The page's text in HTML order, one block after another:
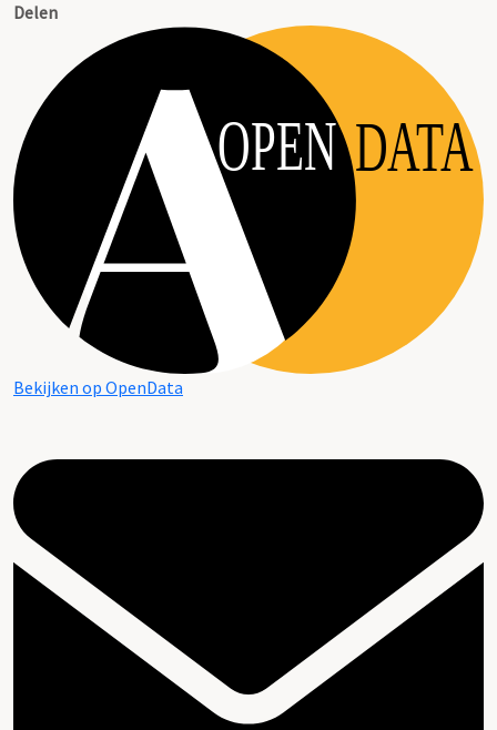
Delen
OPEN DATA
Bekijken op OpenData